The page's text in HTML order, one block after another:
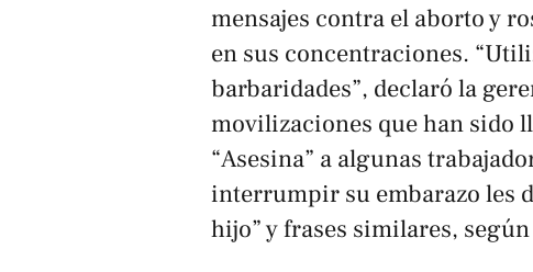
mensajes contra el aborto y
en sus concentraciones.
barbaridades”, declaró la
movilizaciones que han sido
“Asesina” a algunas
interrumpir su embarazo les
hijo” y frases similares,